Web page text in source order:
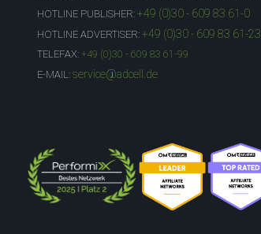
HOTLINE PUBLISHER: +49 (0)30 - 609 83 61-0
HOTLINE ADVERTISER: +49 (0)30 - 609 83 61-23
TELEFAX: +49 (0)30 - 609 83 61-99
E-MAIL: service@adcell.de